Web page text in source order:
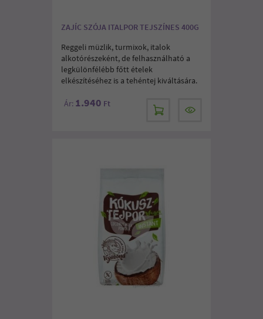
ZAJÍC SZÓJA ITALPOR TEJSZÍNES 400G
Reggeli müzlik, turmixok, italok
alkotórészeként, de felhasználható a
legkülönfélébb főtt ételek
elkészítéséhez is a tehéntej kiváltására.
Ár: 1.940 Ft